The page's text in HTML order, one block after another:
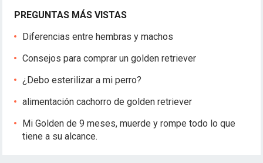
PREGUNTAS MÁS VISTAS
Diferencias entre hembras y machos
Consejos para comprar un golden retriever
¿Debo esterilizar a mi perro?
alimentación cachorro de golden retriever
Mi Golden de 9 meses, muerde y rompe todo lo que
tiene a su alcance.